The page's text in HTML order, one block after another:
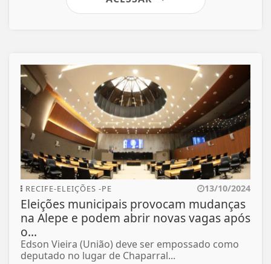
RECIFE-ELEIÇÕES -PE 13/10/2024
Eleições municipais provocam mudanças
na Alepe e podem abrir novas vagas após
o...
Edson Vieira (União) deve ser empossado como
deputado no lugar de Chaparral...